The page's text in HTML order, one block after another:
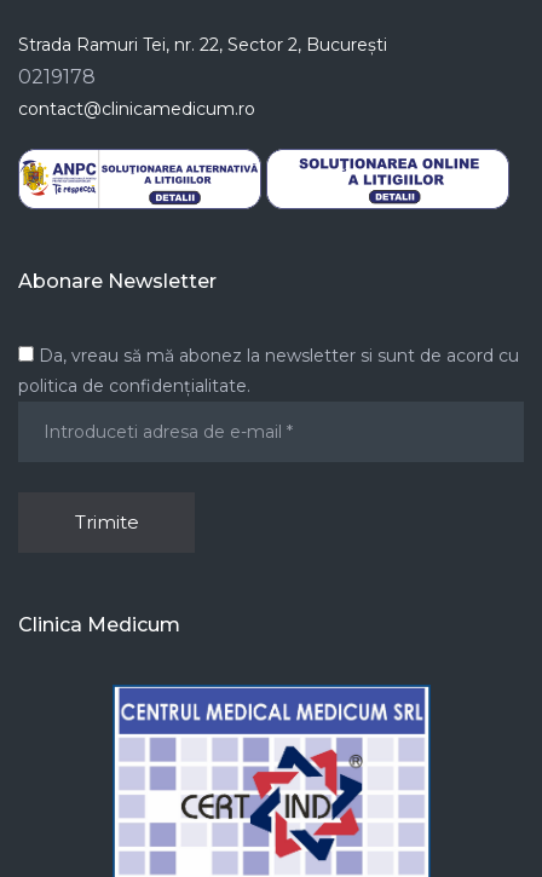
Strada Ramuri Tei, nr. 22, Sector 2, București
0219178
contact@clinicamedicum.ro
Abonare Newsletter
Da, vreau să mă abonez la newsletter si sunt de acord cu
politica de confidențialitate.
Clinica Medicum